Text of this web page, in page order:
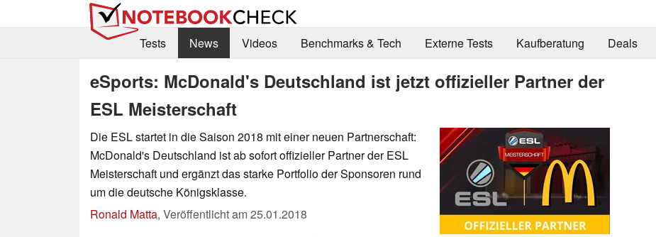
Tests
News Videos Benchmarks & Tech Externe Tests Kaufberatung Deals
eSports: McDonald's Deutschland ist jetzt offizieller Partner der
ESL Meisterschaft
Die ESL startet in die Saison 2018 mit einer neuen Partnerschaft:
McDonald's Deutschland ist ab sofort offizieller Partner der ESL
Meisterschaft und ergänzt das starke Portfolio der Sponsoren rund
um die deutsche Königsklasse.
Ronald Matta, Veröffentlicht am25.01.2018